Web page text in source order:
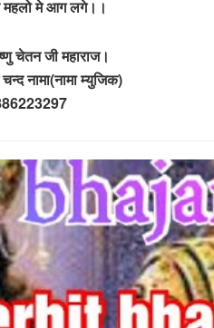
महलो मे आग लगे।।
चेतन जी महाराज।
नामा(नामा म्युजिक)